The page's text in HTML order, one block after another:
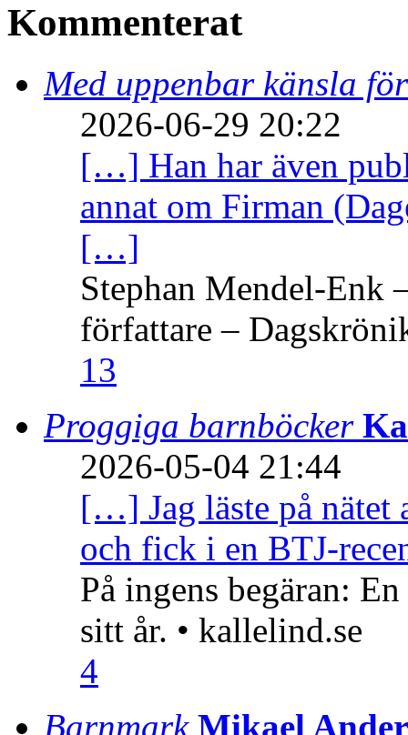
Kommenterat
Med uppenbar känsla
2026-06-29 20:22
[…] Han har även
annat om Firman
[…]
Stephan Mendel-Enk
författare –
13
Proggiga barnböcker
2026-05-04 21:44
[…] Jag läste på nätet
och fick i en BTJ-
På ingens begäran:
sitt år. • kallelind.se
4
Barnmark Mikael